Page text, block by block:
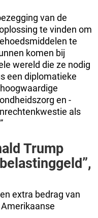
van de
te vinden om
te
komen bij
wereld die ze nodig
een diplomatieke
en -
als
Trump
extra bedrag van